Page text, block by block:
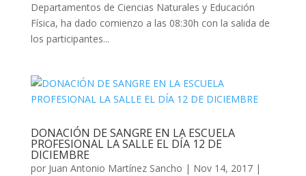
Departamentos de Ciencias Naturales y Educación
Física, ha dado comienzo a las 08:30h con la salida de
los participantes...
DONACIÓN DE SANGRE EN LA ESCUELA
PROFESIONAL LA SALLE EL DÍA 12 DE
DICIEMBRE
por Juan Antonio Martínez Sancho | Nov 14, 2017|